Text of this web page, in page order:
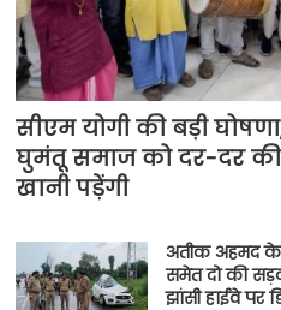
सीएम योगी की बड़ी
घुमंतू समाज को दर-दर
खानी पड़ेंगी
अतीक अहमद
समेत दो की
झांसी हाईवे पर